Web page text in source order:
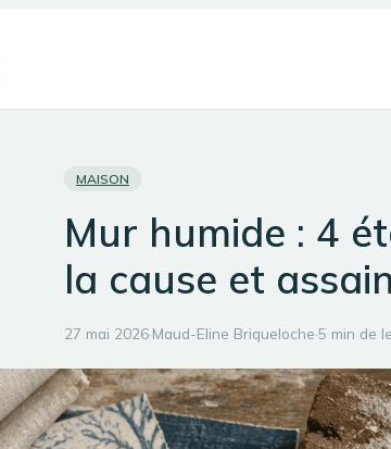
MAISON
Mur humide : 4
la cause et
27 mai 2026·Maud-Eline Briqueloche·5 min de